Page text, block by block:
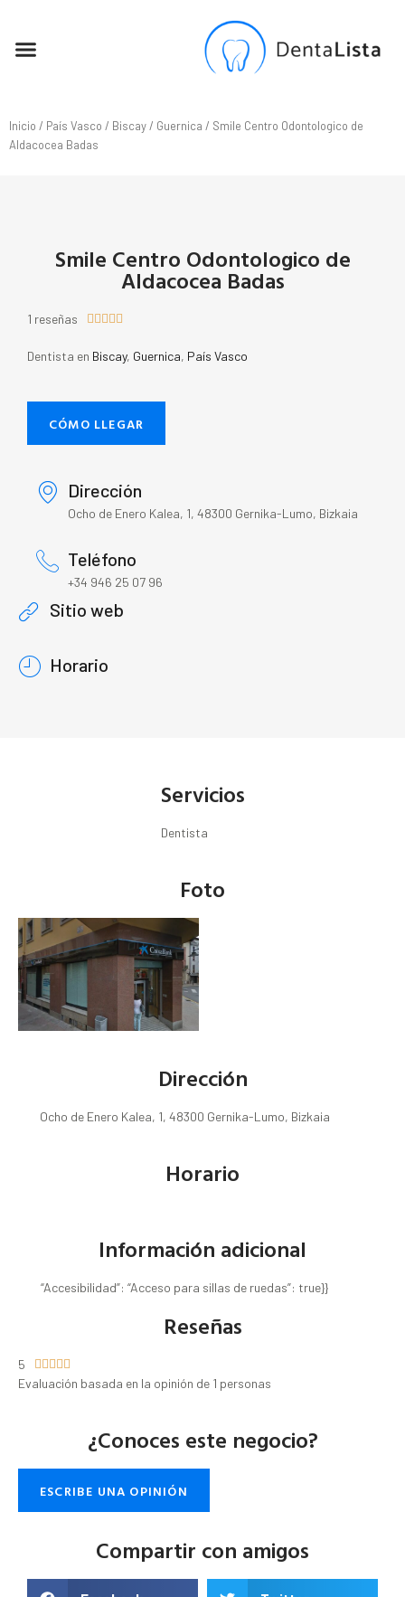
Inicio / País Vasco / Biscay/ Guernica / Smile Centro Odontologico de
Aldacocea Badas
Smile Centro Odontologico de
Aldacocea Badas
1 reseñas     
Dentista en Biscay, Guernica, País Vasco
CÓMO LLEGAR
Dirección
Ocho de Enero Kalea, 1, 48300 Gernika-Lumo, Bizkaia
Teléfono
+34 946 25 07 96
Sitio web
Horario
Servicios
Dentista
Foto
Dirección
Ocho de Enero Kalea, 1, 48300 Gernika-Lumo, Bizkaia
Horario
Información adicional
“Accesibilidad”: “Acceso para sillas de ruedas”: true}}
Reseñas
5     
Evaluación basada en la opinión de 1 personas
¿Conoces este negocio?
ESCRIBE UNA OPINIÓN
Compartir con amigos